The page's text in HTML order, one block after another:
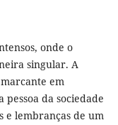
onde o
singular. A
em
da sociedade
e lembranças de um